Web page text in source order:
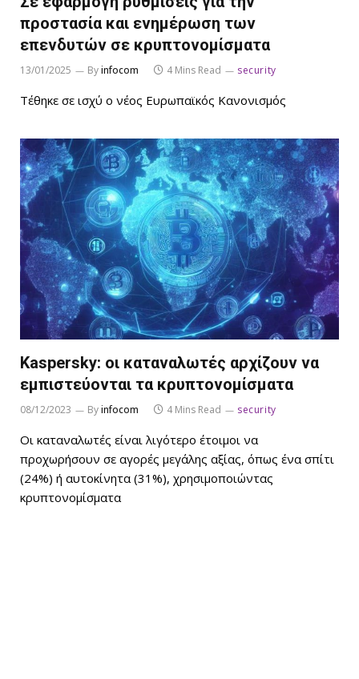
προστασία και ενημέρωση των
επενδυτών σε κρυπτονομίσματα
13/01/2025 Byinfocom 4 Mins Read security
Τέθηκε σε ισχύ ο νέος Ευρωπαϊκός Κανονισμός
Kaspersky: οι καταναλωτές αρχίζουν να
εμπιστεύονται τα κρυπτονομίσματα
08/12/2023 Byinfocom 4 Mins Read security
Οι καταναλωτές είναι λιγότερο έτοιμοι να
προχωρήσουν σε αγορές μεγάλης αξίας, όπως ένα σπίτι
(24%) ή αυτοκίνητα (31%), χρησιμοποιώντας
κρυπτονομίσματα